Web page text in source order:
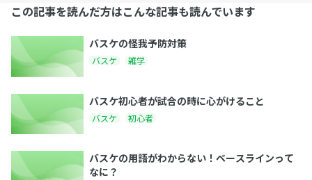
この記事を読んだ方はこんな記事も読んでいます
バスケの怪我予防対策
バスケ 雑学
バスケ初心者が試合の時に心がけること
バスケ 初心者
バスケの用語がわからない！ベースラインって
なに？